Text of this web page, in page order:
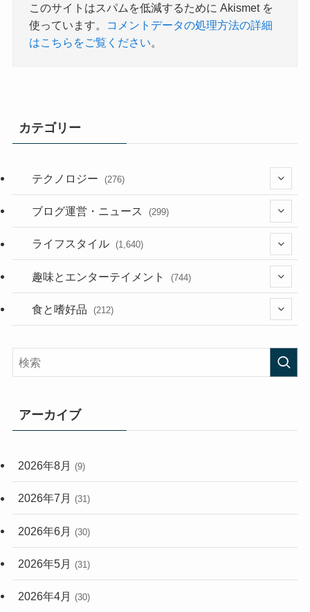
このサイトはスパムを低減するために Akismet を
使っています。
コメントデータの処理方法の詳細
はこちらをご覧ください。
カテゴリー
テクノロジー (276)
(36)
(187)
ブログ運営・ニュース (299)
(118)
(181)
ライフスタイル (1,640)
(395)
(282)
(33)
(248)
趣味とエンターテイメント (744)
(56)
食と嗜好品 (212)
アーカイブ
2026年8月 (9)
2026年7月 (31)
2026年6月 (30)
2026年5月 (31)
2026年4月 (30)